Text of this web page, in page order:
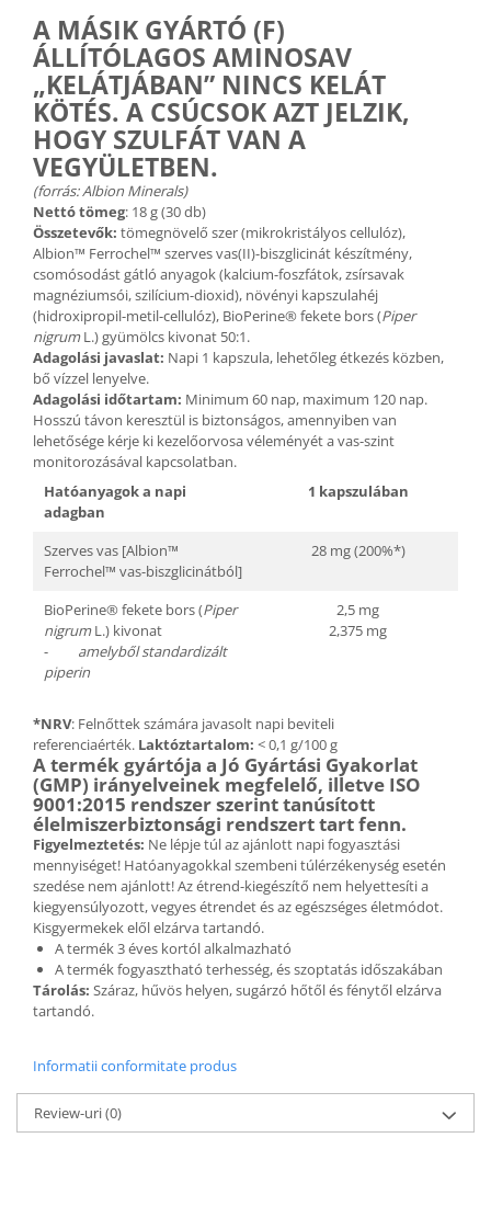
A MÁSIK GYÁRTÓ (F)
ÁLLÍTÓLAGOS AMINOSAV
„KELÁTJÁBAN” NINCS KELÁT
KÖTÉS. A CSÚCSOK AZT JELZIK,
HOGY SZULFÁT VAN A
VEGYÜLETBEN.
(forrás: Albion Minerals)
Nettó tömeg: 18 g (30 db)
Összetevők: tömegnövelő szer (mikrokristályos cellulóz),
Albion™ Ferrochel™ szerves vas(II)-biszglicinát készítmény,
csomósodást gátló anyagok (kalcium-foszfátok, zsírsavak
magnéziumsói, szilícium-dioxid), növényi kapszulahéj
(hidroxipropil-metil-cellulóz), BioPerine® fekete bors (Piper
nigrumL.) gyümölcs kivonat 50:1.
Adagolási javaslat: Napi 1 kapszula, lehetőleg étkezés közben,
bő vízzel lenyelve.
Adagolási időtartam: Minimum 60 nap, maximum 120 nap.
Hosszú távon keresztül is biztonságos, amennyiben van
lehetősége kérje ki kezelőorvosa véleményét a vas-szint
monitorozásával kapcsolatban.
Hatóanyagok a napi
adagban
1 kapszulában
Szerves vas [Albion™
Ferrochel™ vas-biszglicinátból]
28 mg (200%*)
BioPerine® fekete bors (Piper
nigrumL.) kivonat
- amelyből standardizált
piperin
2,5 mg
2,375 mg
*NRV: Felnőttek számára javasolt napi beviteli
referenciaérték. Laktóztartalom: < 0,1 g/100 g
A termék gyártója a Jó Gyártási Gyakorlat
(GMP) irányelveinek megfelelő, illetve ISO
9001:2015 rendszer szerint tanúsított
élelmiszerbiztonsági rendszert tart fenn.
Figyelmeztetés: Ne lépje túl az ajánlott napi fogyasztási
mennyiséget! Hatóanyagokkal szembeni túlérzékenység esetén
szedése nem ajánlott!Az étrend-kiegészítő nem helyettesíti a
kiegyensúlyozott, vegyes étrendet és az egészséges életmódot.
Kisgyermekek elől elzárva tartandó.
A termék 3 éves kortól alkalmazható
A termék fogyasztható terhesség, és szoptatás időszakában
Tárolás: Száraz, hűvös helyen, sugárzó hőtől és fénytől elzárva
tartandó.
Informatii conformitate produs
Review-uri(0)